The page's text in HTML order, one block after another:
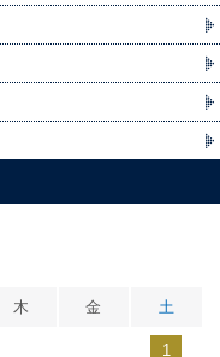
木 金 土
1